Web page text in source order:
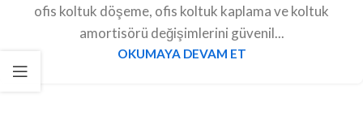
ofis koltuk döşeme, ofis koltuk kaplama ve koltuk
amortisörü değişimlerini güvenil...
OKUMAYA DEVAM ET